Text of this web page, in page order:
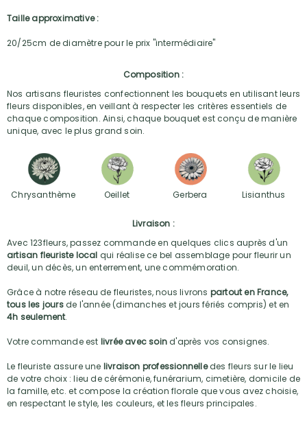
Taille approximative :
20/25cm de diamètre pour le prix "intermédiaire"
Composition :
Nos artisans fleuristes confectionnent les bouquets en utilisant leurs
fleurs disponibles, en veillant à respecter les critères essentiels de
chaque composition. Ainsi, chaque bouquet est conçu de manière
unique, avec le plus grand soin.
Chrysanthème Oeillet Gerbera Lisianthus
Livraison :
Avec 123fleurs, passez commande en quelques clics auprès d'un
artisan fleuriste local qui réalise ce bel assemblage pour fleurir un
deuil, un décès, un enterrement, une commémoration.
Grâce à notre réseau de fleuristes, nous livrons partout en France,
tous les joursde l'année (dimanches et jours fériés compris) et en
4h seulement.
Votre commande est livrée avec soind'après vos consignes.
Le fleuriste assure une livraison professionnelledes fleurs sur le lieu
de votre choix : lieu de cérémonie, funérarium, cimetière, domicile de
la famille, etc. et compose la création florale que vous avez choisie,
en respectant le style, les couleurs, et les fleurs principales.